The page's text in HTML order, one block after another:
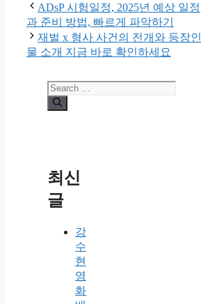
ADsP 시험일정, 2025년 예상 일정
과 준비 방법, 빠르게 파악하기
재벌 x 형사 사건의 전개와 등장인
물 소개 지금 바로 확인하세요
Search
for:
최신
글
강
수
현
영
화